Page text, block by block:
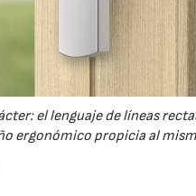
el lenguaje de líneas
ergonómico propicia al